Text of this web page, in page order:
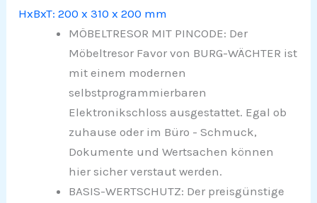
HxBxT: 200 x 310 x 200 mm
MÖBELTRESOR MIT PINCODE: Der
Möbeltresor Favor von BURG-WÄCHTER ist
mit einem modernen
selbstprogrammierbaren
Elektronikschloss ausgestattet. Egal ob
zuhause oder im Büro - Schmuck,
Dokumente und Wertsachen können
hier sicher verstaut werden.
BASIS-WERTSCHUTZ: Der preisgünstige